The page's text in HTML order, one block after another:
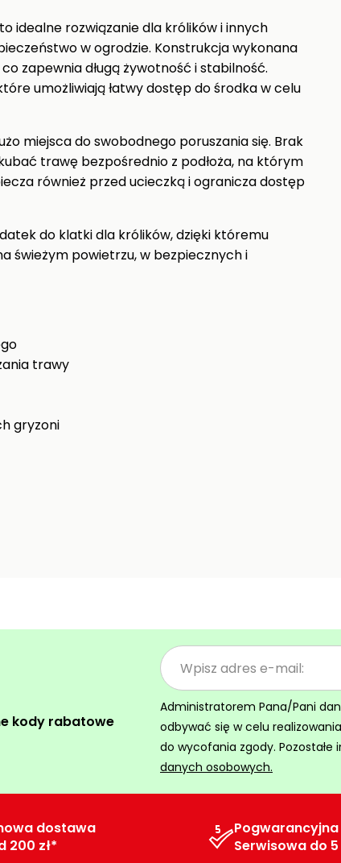
idealne rozwiązanie dla królików i innych
w ogrodzie. Konstrukcja wykonana
zapewnia długą żywotność i stabilność.
umożliwiają łatwy dostęp do środka w celu
miejsca do swobodnego poruszania się. Brak
trawę bezpośrednio z podłoża, na którym
również przed ucieczką i ogranicza dostęp
do klatki dla królików, dzięki któremu
świeżym powietrzu, w bezpiecznych i
trawy
gryzoni
kody rabatowe
Administratorem Pana/Pani
odbywać się w celu
do wycofania zgody.
danych osobowych.
dostawa
200 zł*
Pogwarancyjna
Serwisowa do